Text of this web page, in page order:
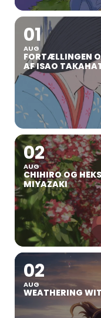
01
AUG
FORTÆLLINGEN
AF ISAO
02
AUG
CHIHIRO OG
MIYAZAKI
02
AUG
WEATHERING